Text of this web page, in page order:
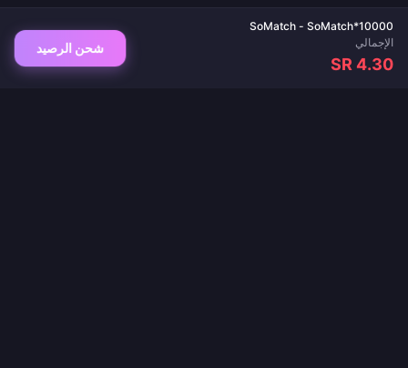
SoMatch - SoMatch*10000
الإجمالي
SR 4.30
شحن الرصيد